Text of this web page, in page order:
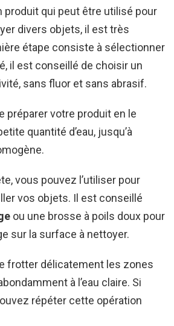
produit qui peut être utilisé pour
divers objets, il est très
étape consiste à sélectionner
il est conseillé de choisir un
sans fluor et sans abrasif.
préparer votre produit en le
quantité d’eau, jusqu’à
vous pouvez l’utiliser pour
vos objets. Il est conseillé
ou une brosse à poils doux pour
sur la surface à nettoyer.
frotter délicatement les zones
à l’eau claire. Si
répéter cette opération